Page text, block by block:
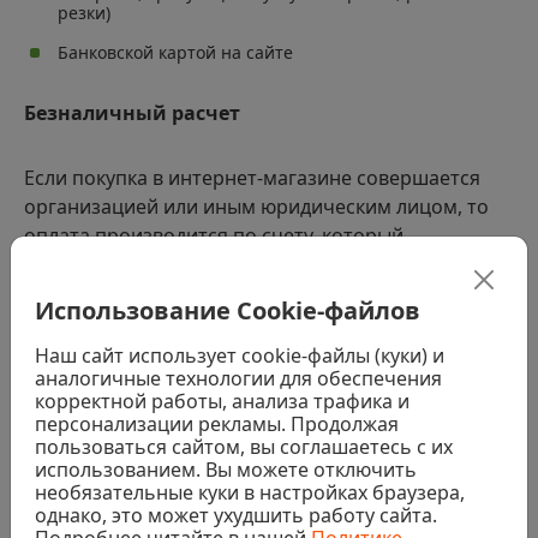
резки)
Банковской картой на сайте
Безналичный расчет
Если покупка в интернет-магазине совершается
организацией или иным юридическим лицом, то
оплата производится по счету, который
выставляет менеджер интернет-магазина. Срок
оплаты счета – до 3 дней. Срок забора товара со
склада – до 5 дней. При необходимости возможно
продление ериода оплаты счета - для этого нужно
связаться со своим менеджером.
ВНИМАНИЕ: если получателем заказа выступает
юридическое лицо, то для получения груза
необходима доверенность от организации-
плательщика, оформленная надлежащим
Использование Cookie-файлов
Наш сайт использует cookie-файлы (куки) и
аналогичные технологии для обеспечения
корректной работы, анализа трафика и
персонализации рекламы. Продолжая
пользоваться сайтом, вы соглашаетесь с их
использованием. Вы можете отключить
необязательные куки в настройках браузера,
однако, это может ухудшить работу сайта.